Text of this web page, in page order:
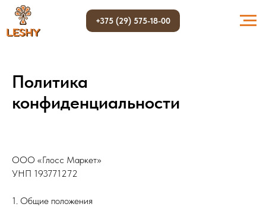
+375 (29) 575-18-00
Политика
конфиденциальности
ООО «Глосс Маркет»
УНП 193771272
1. Общие положения